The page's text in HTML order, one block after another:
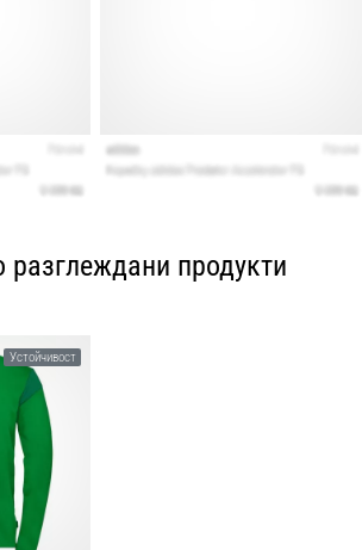
разглеждани продукти
Устойчивост